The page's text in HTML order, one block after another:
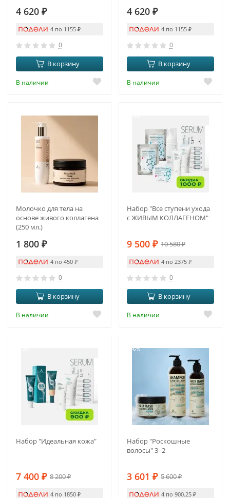
4 620 ₽
4 по 1155 ₽
0
В корзину
В наличии
4 620 ₽
4 по 1155 ₽
0
В корзину
В наличии
Молочко для тела на
основе живого коллагена
(250 мл.)
1 800 ₽
4 по 450 ₽
0
В корзину
В наличии
Набор "Все ступени ухода
с ЖИВЫМ КОЛЛАГЕНОМ"
9 500 ₽ 10 580₽
4 по 2375 ₽
0
В корзину
В наличии
Набор "Идеальная кожа"
7 400 ₽ 8 200₽
4 по 1850 ₽
-36%
Набор "Роскошные
волосы" 3=2
3 601 ₽ 5 600₽
4 по 900.25 ₽